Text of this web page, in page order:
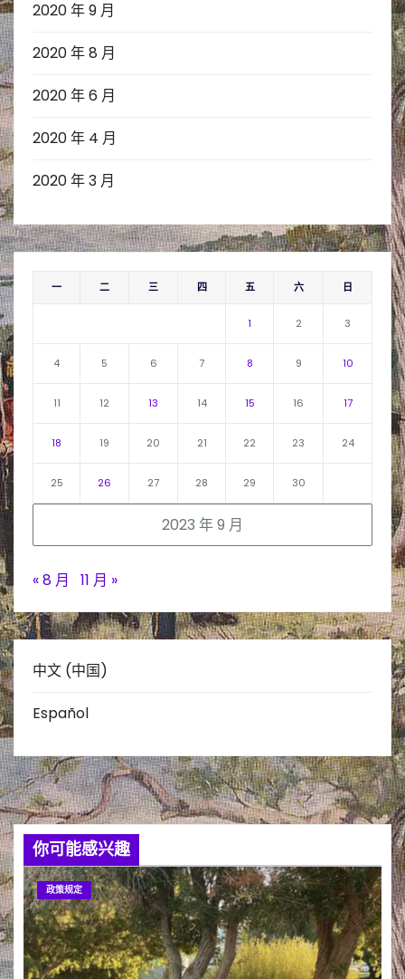
2020 年 9 月
2020 年 8 月
2020 年 6 月
2020 年 4 月
2020 年 3 月
2023 年 9 月
一 二 三 四 五 六 日
1 2 3
4 5 6 7 8 9 10
11 12 13 14 15 16 17
18 19 20 21 22 23 24
25 26 27 28 29 30
« 8 月 11 月 »
中文 (中国)
Español
你可能感兴趣
政策规定